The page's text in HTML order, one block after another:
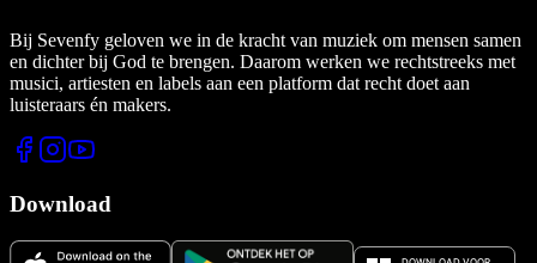
Bij Sevenfy geloven we in de kracht van muziek om mensen samen
en dichter bij God te brengen. Daarom werken we rechtstreeks met
musici, artiesten en labels aan een platform dat recht doet aan
luisteraars én makers.
Download